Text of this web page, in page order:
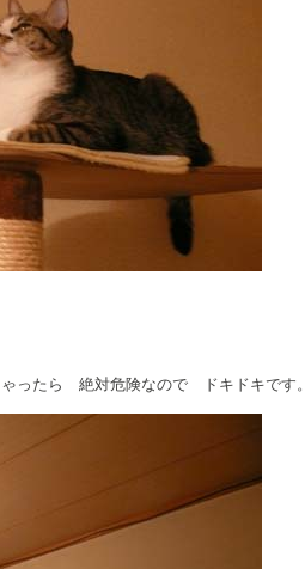
ったら 絶対危険なので ドキドキです。